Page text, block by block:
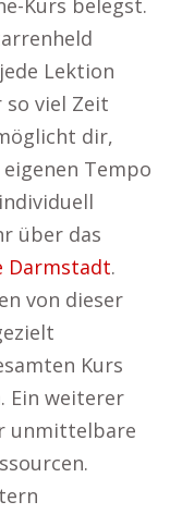
Kurs belegst.
Lektion
viel Zeit
dir,
Tempo
über das
Darmstadt.
von dieser
Kurs
Ein weiterer
unmittelbare